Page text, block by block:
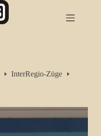
InterRegio-Züge